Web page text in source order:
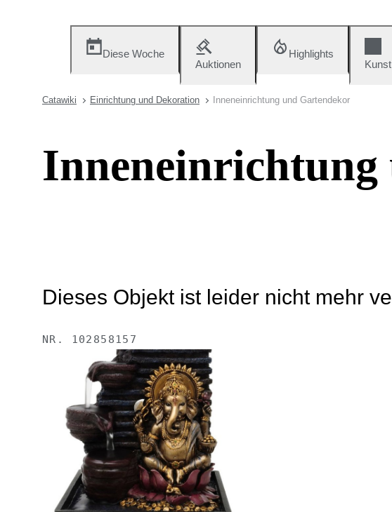
Diese Woche
Auktionen
Highlights
Kunst
Catawiki Einrichtung und Dekoration Inneneinrichtung und Gartendekor
Dieses Objekt ist leider nicht mehr
NR. 102858157